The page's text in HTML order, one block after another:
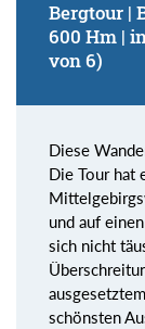
Bergtour |
600 Hm |
von 6)
Diese
Die Tour hat
und auf
sich nicht
schönsten